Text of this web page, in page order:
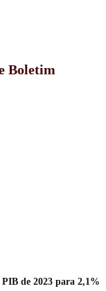
Boletim
de 2023 para 2,1%